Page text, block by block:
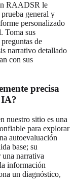
RAADSR le
general y
personalizado
Toma sus
de
narrativo detallado
con sus
precisa
IA?
nuestro sitio es una
para explorar
autoevaluación
base; su
una narrativa
información
un diagnóstico,